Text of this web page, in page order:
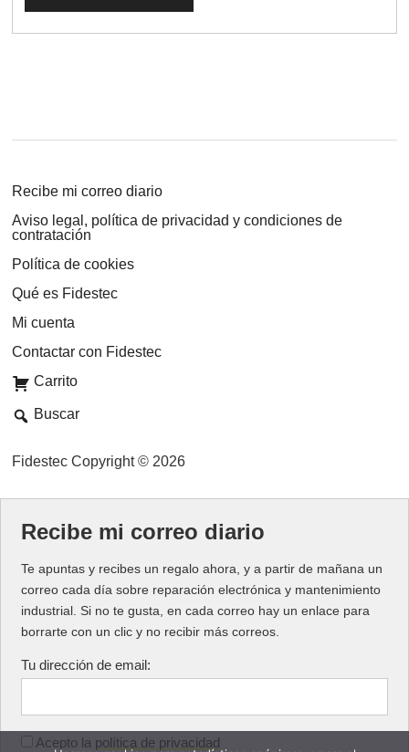
Recibe mi correo diario
Aviso legal, política de privacidad y condiciones de
contratación
Política de cookies
Qué es Fidestec
Mi cuenta
Contactar con Fidestec
Carrito
Buscar
Fidestec Copyright © 2026
Recibe mi correo diario
Te apuntas y recibes un regalo ahora, y a partir de mañana un
correo cada día sobre reparación electrónica y mantenimiento
industrial. Si no te gusta, en cada correo hay un enlace para
borrarte con un clic y no recibir más correos.
Tu dirección de email:
Acepto la política de privacidad